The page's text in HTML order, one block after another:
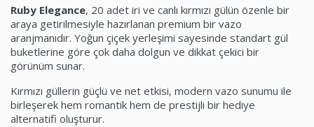
Ruby Elegance, 20 adet iri ve canlı kırmızı gülün özenle bir
araya getirilmesiyle hazırlanan premium bir vazo
aranjmanıdır. Yoğun çiçek yerleşimi sayesinde standart gül
buketlerine göre çok daha dolgun ve dikkat çekici bir
görünüm sunar.
Kırmızı güllerin güçlü ve net etkisi, modern vazo sunumu ile
birleşerek hem romantik hem de prestijli bir hediye
alternatifi oluşturur.